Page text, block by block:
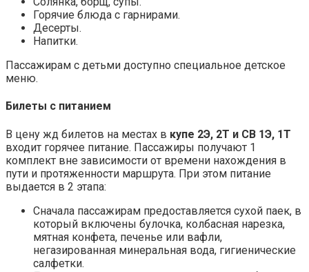
Горячие блюда с гарнирами.
Десерты.
Напитки.
Пассажирам с детьми доступно специальное детское
меню.
Билеты с питанием
В цену жд билетов на местах в купе 2Э, 2Т и СВ 1Э, 1Т
входит горячее питание. Пассажиры получают 1
комплект вне зависимости от времени нахождения в
пути и протяженности маршрута. При этом питание
выдается в 2 этапа:
Сначала пассажирам предоставляется сухой паек, в
который включены булочка, колбасная нарезка,
мятная конфета, печенье или вафли,
негазированная минеральная вода, гигиенические
салфетки.